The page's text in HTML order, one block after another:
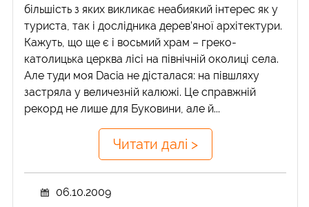
більшість з яких викликає неабиякий інтерес як у
туриста, так і дослідника дерев’яної архітектури.
Кажуть, що ще є і восьмий храм – греко-
католицька церква лісі на північній околиці села.
Але туди моя Dacia не дісталася: на півшляху
застряла у величезній калюжі. Це справжній
рекорд не лише для Буковини, але й...
Читати далі >
06.10.2009